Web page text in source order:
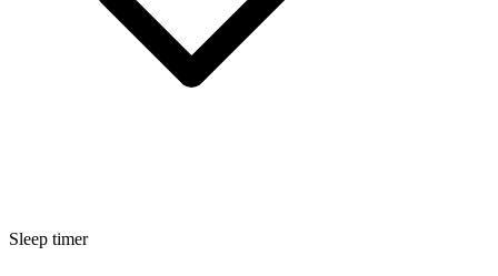
Sleep timer